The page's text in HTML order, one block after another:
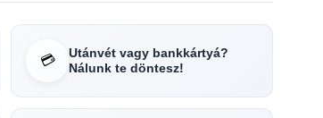
💳
Utánvét vagy bankkártyá?
Nálunk te döntesz!